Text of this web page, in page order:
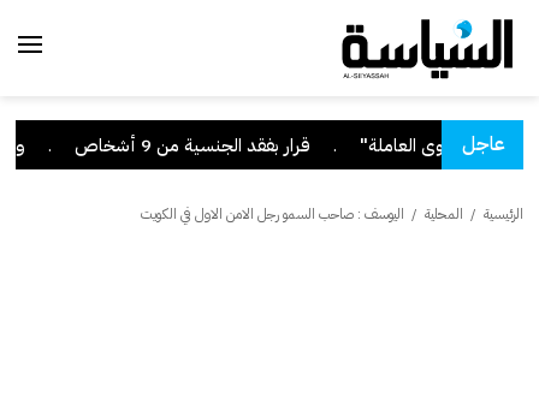
عاجل . قرار بفقد الجنسية من 9 أشخاص وزير
الرئيسية / المحلية / اليوسف : صاحب السمو رجل الامن الاول في الكويت